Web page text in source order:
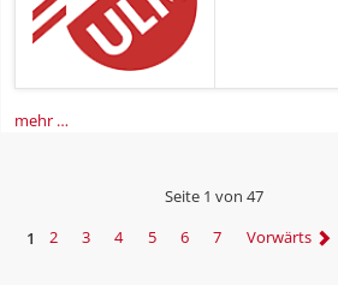
mehr …
Seite 1 von 47
1
2 3 4 5 6 7 Vorwärts